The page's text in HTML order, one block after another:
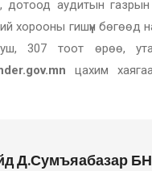
дотоод аудитын
хорооны гишүүн бөгөөд
307 тоот өрөө,
цахим
Д.Сумъяабазар